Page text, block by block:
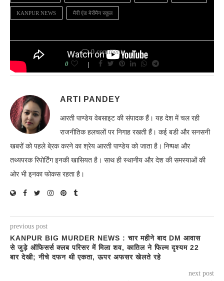
KANPUR NEWS मैरी एंड मेरीमैन स्कूल
0 comment
0
ARTI PANDEY
आरती पाण्डेय वेबसाइट की संपादक हैं। यह देश में चल रही
राजनीतिक हलचलों पर निगाह रखती हैं। कई बडी और सनसनी
खबरों को पहले बे्रक करने का श्रेय आरती पाण्डेय को जाता है। निष्पक्ष और
तथ्यपरक रिपोर्टिंग इनकी खासियत है। साथ ही स्थानीय और देश की समस्याओं की
ओर भी इनका फोकस रहता है।
previous post
KANPUR BIG MURDER NEWS : चार महीने बाद DM आवास
से जुड़े ऑफिसर्स क्लब परिसर में मिला शव, कातिल ने फिल्म दृश्यम 22
बार देखी; नीचे दफन थी एकता, ऊपर अफसर खेलते रहे
next post